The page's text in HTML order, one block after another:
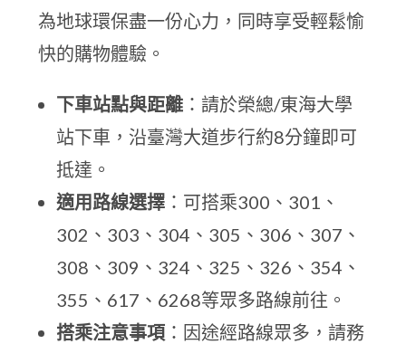
為地球環保盡一份心力，同時享受輕鬆愉
快的購物體驗。
下車站點與距離 ：請於榮總/東海大學
站下車，沿臺灣大道步行約8分鐘即可
抵達。
適用路線選擇 ：可搭乘300、301、
302、303、304、305、306、307、
308、309、324、325、326、354、
355、617、6268等眾多路線前往。
搭乘注意事項 ：因途經路線眾多，請務